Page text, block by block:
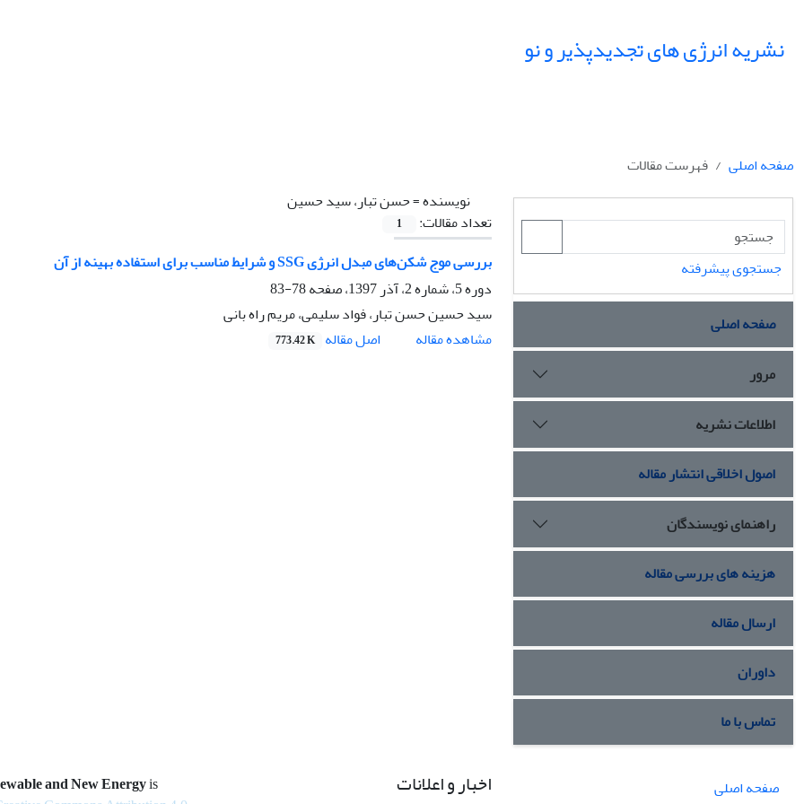
نشریه انرژی های تجدیدپذیر و نو
صفحه اصلی
فهرست مقالات
نویسنده =حسن تبار، سید حسین
تعداد مقالات:
1
بررسی موج شکن‌های مبدل انرژی SSG و شرایط مناسب برای استفاده بهینه از آن
دوره 5، شماره 2، آذر 1397، صفحه
78-83
سید حسین حسن تبار، فواد سلیمی، مریم راه بانی
مشاهده مقاله
اصل مقاله 773.42 K
جستجوی پیشرفته
صفحه اصلی
مرور
اطلاعات نشریه
اصول اخلاقی انتشار مقاله
راهنمای نویسندگان
هزینه های بررسی مقاله
ارسال مقاله
داوران
تماس با ما
صفحه اصلی
اخبار و اعلانات and New Energyis